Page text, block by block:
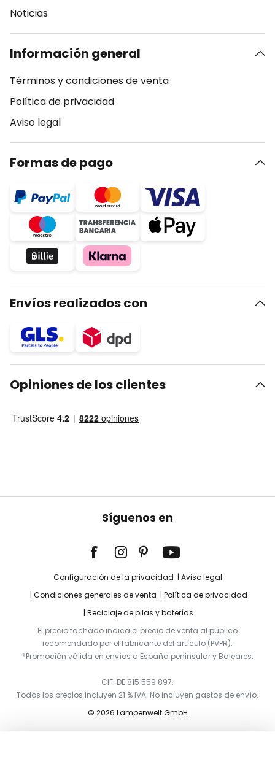
Noticias
Información general
Términos y condiciones de venta
Política de privacidad
Aviso legal
Formas de pago
Envíos realizados con
Opiniones de los clientes
Síguenos en
Configuración de la privacidad
Aviso legal
Condiciones generales de venta
Política de privacidad
Reciclaje de pilas y baterías
El precio tachado indica el precio de venta al público
recomendado por el fabricante del artículo (PVPR).
*Promoción válida en envíos a España peninsular y Baleares.
CIF: DE 815 559 897.
Todos los precios incluyen 21 % IVA. No incluyen gastos de envío.
© 2026 Lampenwelt GmbH